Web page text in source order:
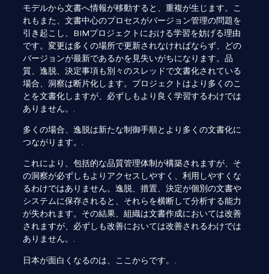
モデルから文書へ情報が移動すると、重複が生じます。こ
れもまた、文書中心のプロセスがバージョン管理の問題を
引き起こし、BIMプロジェクトにおける学習を妨げる理由
です。変更は多くの場所で更新されなければならず、どの
バージョンが最新であるかを見失いがちになります。品
質、逸脱、決定事項も別々のスレッドで文書化されている
場合、洞察は断片化します。プロジェクトはより多くのこ
とを文書化しますが、必ずしもより良く学習するわけでは
ありません。.
多くの場合、逸脱は新たな制御手順とより多くの文書化に
つながります。.
これにより、包括的な品質管理体制が構築されますが、そ
の洞察が必ずしもよりアクセスしやすく、利用しやすくな
るわけではありません。逸脱、措置、決定が個別の文書や
システムに保存されると、それらを横断して分析する能力
が失われます。その結果、組織は文書作成においては改善
されますが、必ずしも改善においては改善されるわけでは
ありません。.
日本が面白くなるのは、ここからです。.